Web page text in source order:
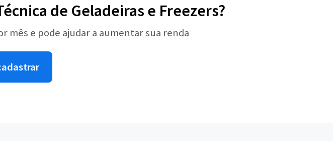
de Geladeiras e Freezers?
mês e pode ajudar a aumentar sua renda